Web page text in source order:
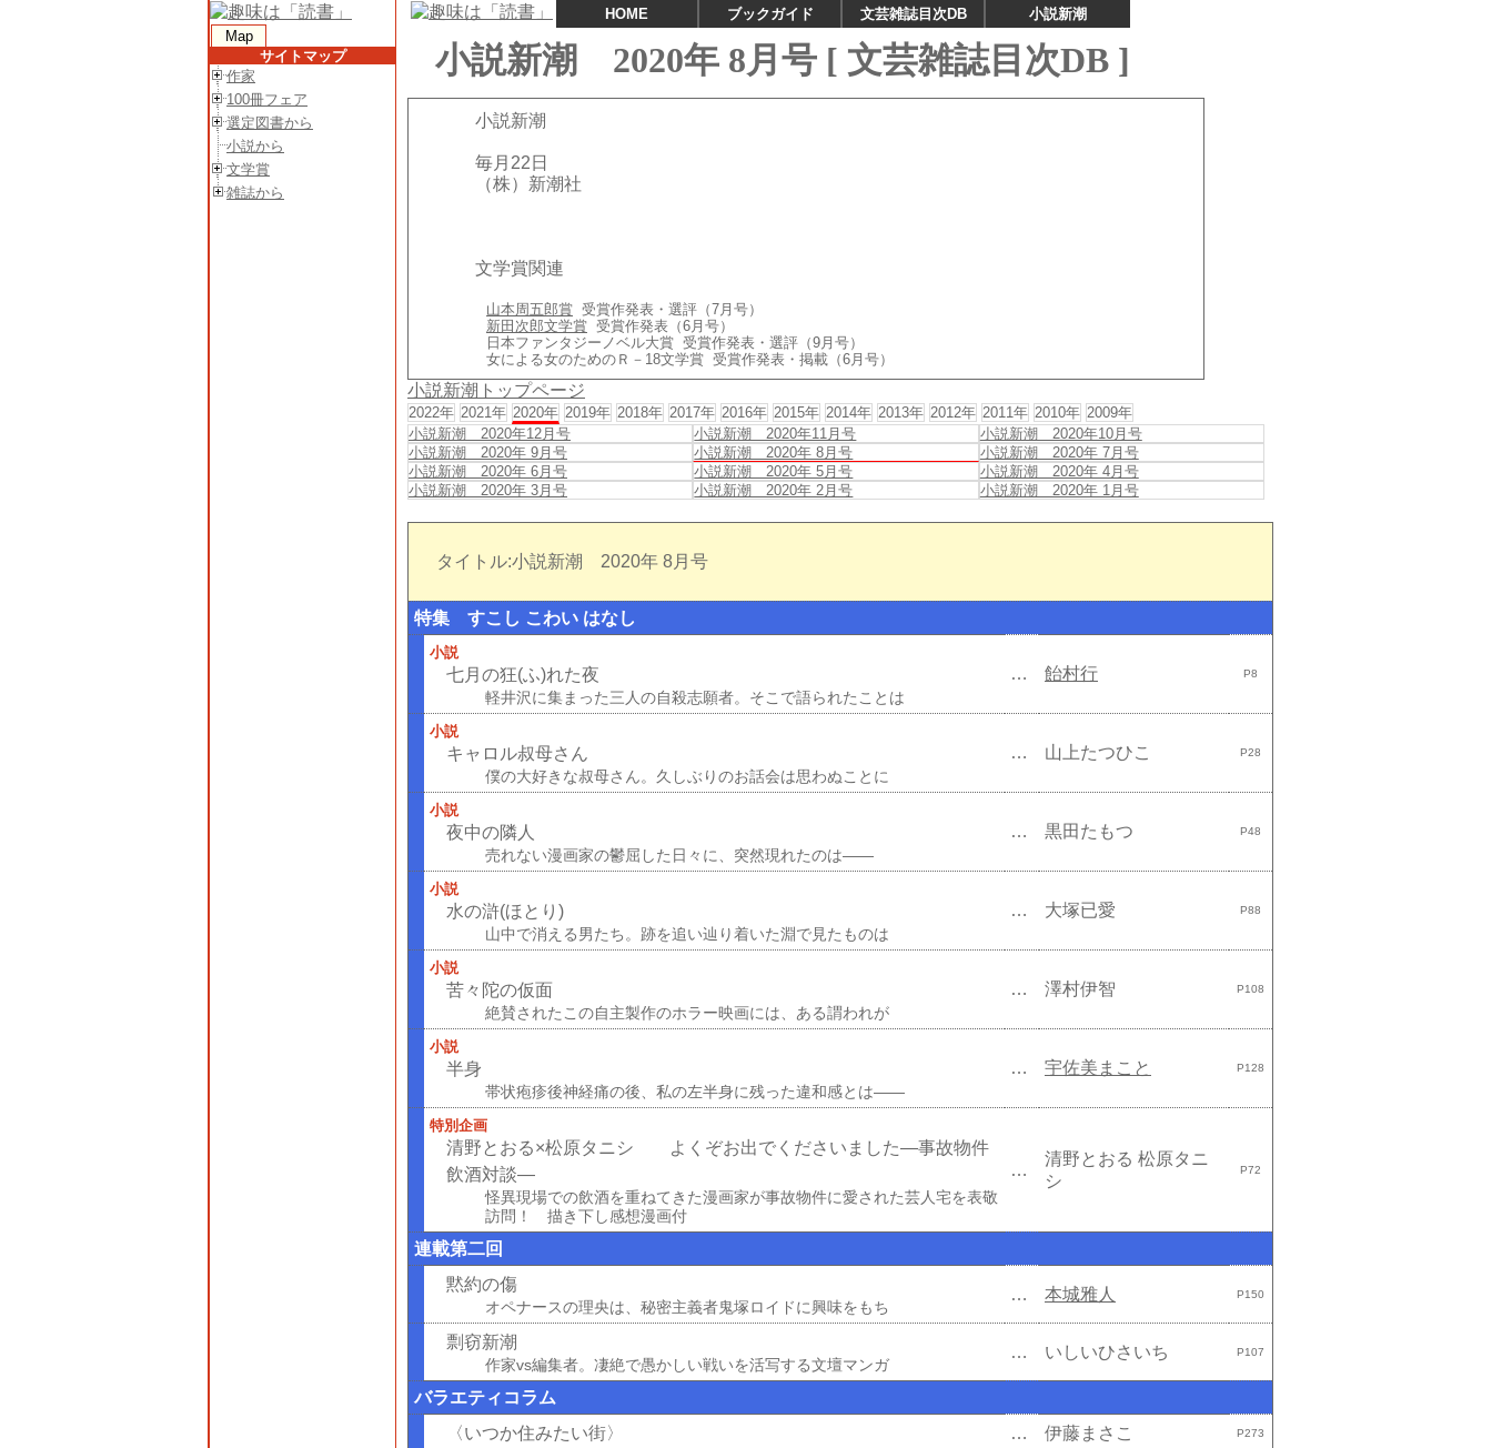
Map
サイトマップ
作家
100冊フェア
選定図書から
小説から
文学賞
雑誌から
HOME ブックガイド 文芸雑誌目次DB 小説新潮
小説新潮 2020年 8月号 [ 文芸雑誌目次DB ]
小説新潮
毎月22日
（株）新潮社
文学賞関連
山本周五郎賞 受賞作発表・選評（7月号）
新田次郎文学賞 受賞作発表（6月号）
日本ファンタジーノベル大賞 受賞作発表・選評（9月号）
女による女のためのＲ－18文学賞 受賞作発表・掲載（6月号）
小説新潮トップページ
2022年 2021年 2020年 2019年 2018年 2017年 2016年 2015年 2014年 2013年 2012年 2011年 2010年 2009年
小説新潮 2020年12月号
小説新潮 2020年11月号
小説新潮 2020年10月号
小説新潮 2020年 9月号
小説新潮 2020年 8月号
小説新潮 2020年 7月号
小説新潮 2020年 6月号
小説新潮 2020年 5月号
小説新潮 2020年 4月号
小説新潮 2020年 3月号
小説新潮 2020年 2月号 小説新潮 2020年 1月号
タイトル:小説新潮 2020年 8月号
特集 すこし こわい はなし
小説
七月の狂(ふ)れた夜
軽井沢に集まった三人の自殺志願者。そこで語られたことは
… 飴村行 P8
小説
キャロル叔母さん
僕の大好きな叔母さん。久しぶりのお話会は思わぬことに
… 山上たつひこ P28
小説
夜中の隣人
売れない漫画家の鬱屈した日々に、突然現れたのは――
… 黒田たもつ P48
小説
水の滸(ほとり)
山中で消える男たち。跡を追い辿り着いた淵で見たものは
… 大塚已愛 P88
小説
苦々陀の仮面
絶賛されたこの自主製作のホラー映画には、ある謂われが
… 澤村伊智 P108
小説
半身
帯状疱疹後神経痛の後、私の左半身に残った違和感とは――
… 宇佐美まこと P128
特別企画
清野とおる×松原タニシ よくぞお出でくださいました―事故物件
飲酒対談―
怪異現場での飲酒を重ねてきた漫画家が事故物件に愛された芸人宅を表敬
訪問！ 描き下し感想漫画付
…
清野とおる 松原タニ
シ
P72
連載第二回
黙約の傷
オペナースの理央は、秘密主義者鬼塚ロイドに興味をもち
… 本城雅人 P150
剽窃新潮
作家vs編集者。凄絶で愚かしい戦いを活写する文壇マンガ
… いしいひさいち P107
バラエティコラム
〈いつか住みたい街〉
… 伊藤まさこ P273